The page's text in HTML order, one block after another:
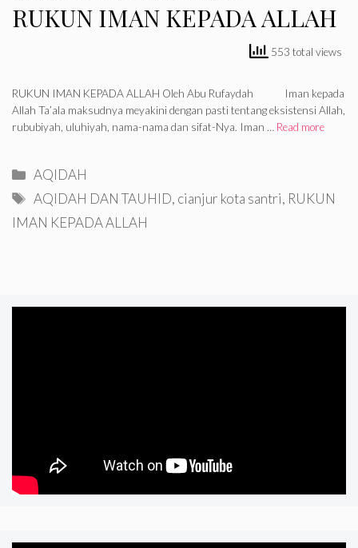
RUKUN IMAN KEPADA ALLAH
553 total views
RUKUN IMAN KEPADA ALLAH Oleh Abu Rufaydah Iman kepada
Allah Ta’ala maksudnya meyakini dengan pasti tentang eksistensi Allah,
rububiyah, uluhiyah, nama-nama dan sifat-Nya. Iman … Read more
Categories
AQIDAH
Tags
AQIDAH DAN TAUHID, cianjur kota santri, RUKUN
IMAN KEPADA ALLAH